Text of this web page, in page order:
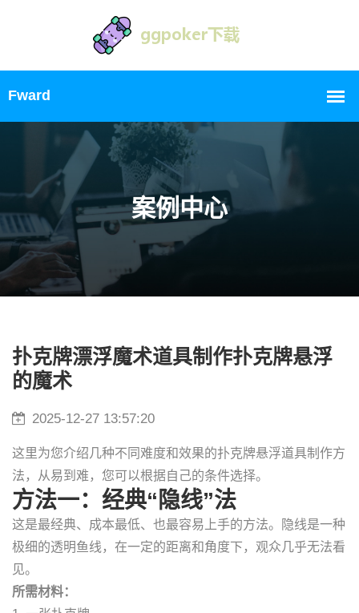
案例中心
扑克牌漂浮魔术道具制作扑克牌悬浮
的魔术
2025-12-27 13:57:20
这里为您介绍几种不同难度和效果的扑克牌悬浮道具制作方
法，从易到难，您可以根据自己的条件选择。
方法一：经典“隐线”法
这是最经典、成本最低、也最容易上手的方法。隐线是一种
极细的透明鱼线，在一定的距离和角度下，观众几乎无法看
见。
所需材料：